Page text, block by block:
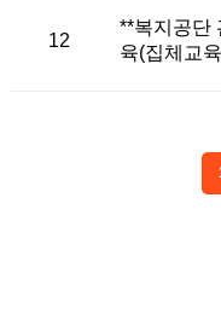
12
**복지공단
육(집체교